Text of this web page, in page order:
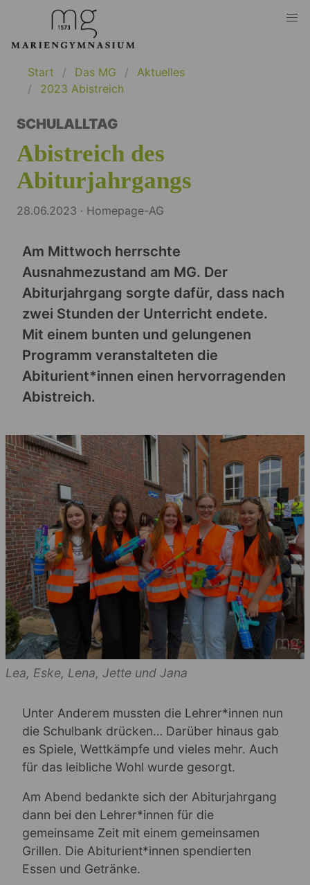
Start Das MG
Aktuelles
2023 Abistreich
SCHULALLTAG
Abistreich des
Abiturjahrgangs
28.06.2023 · Homepage-AG
Am Mittwoch herrschte
Ausnahmezustand am MG. Der
Abiturjahrgang sorgte dafür, dass nach
zwei Stunden der Unterricht endete.
Mit einem bunten und gelungenen
Programm veranstalteten die
Abiturient*innen einen hervorragenden
Abistreich.
Lea, Eske, Lena, Jette und Jana
Unter Anderem mussten die Lehrer*innen nun
die Schulbank drücken… Darüber hinaus gab
es Spiele, Wettkämpfe und vieles mehr. Auch
für das leibliche Wohl wurde gesorgt.
Am Abend bedankte sich der Abiturjahrgang
dann bei den Lehrer*innen für die
gemeinsame Zeit mit einem gemeinsamen
Grillen. Die Abiturient*innen spendierten
Essen und Getränke.